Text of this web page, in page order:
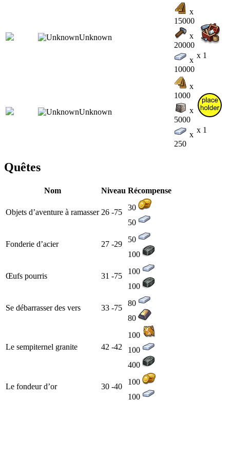
x
15000
x
20000
x
10000
x 1
x
1000
x
5000
x
250
x 1
Quêtes
Nom Niveau Récompense
Objets d’aventure à ramasser 26 -75
30
50
Fonderie d’acier 27 -29
50
100
Œufs pourris 31 -75
100
100
Se débarrasser des vers 33 -75
80
80
Le sempiternel granite 42 -42
100
100
400
Le fondeur d’or 30 -40
100
100